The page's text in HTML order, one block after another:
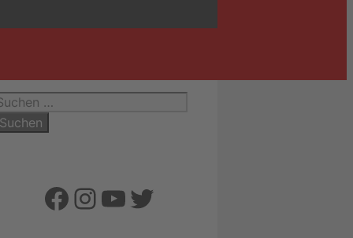
Facebook
Instagram
YouTube
Twitter